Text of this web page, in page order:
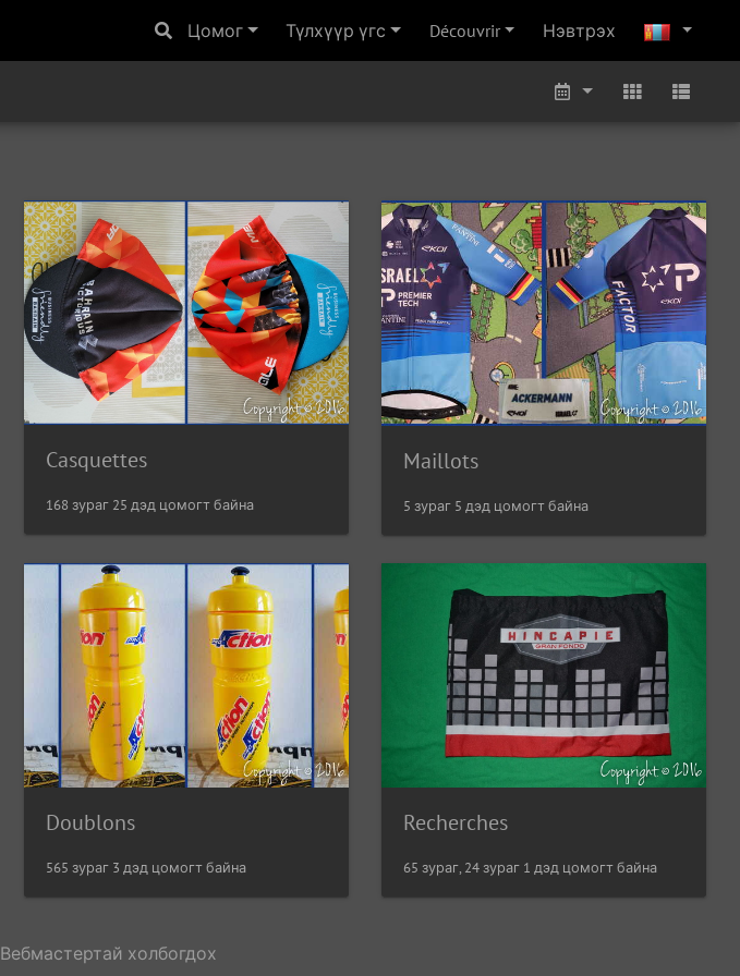
Цомог Түлхүүр үгс Découvrir Нэвтрэх
Casquettes
168 зураг 25 дэд цомогт байна
Maillots
5 зураг 5 дэд цомогт байна
Doublons
565 зураг 3 дэд цомогт байна
Recherches
65 зураг, 24 зураг 1 дэд цомогт байна
Вебмастертай холбогдох